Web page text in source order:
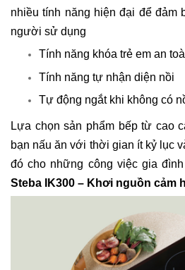
nhiều tính năng hiện đại để đảm
người sử dụng
Tính năng khóa trẻ em an
Tính năng tự nhận diện nồi
Tự động ngắt khi không có
Lựa chọn sản phẩm bếp từ cao
bạn nấu ăn với thời gian ít kỷ lục
đó cho những công việc gia đình
Steba IK300 – Khơi nguồn cảm